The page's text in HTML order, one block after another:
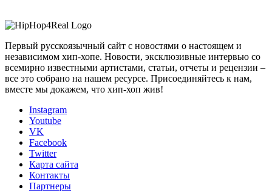
Первый русскоязычный сайт с новостями о настоящем и
независимом хип-хопе. Новости, эксклюзивные интервью со
всемирно известными артистами, статьи, отчеты и рецензии –
все это собрано на нашем ресурсе. Присоединяйтесь к нам,
вместе мы докажем, что хип-хоп жив!
Instagram
Youtube
VK
Facebook
Twitter
Карта сайта
Контакты
Партнеры